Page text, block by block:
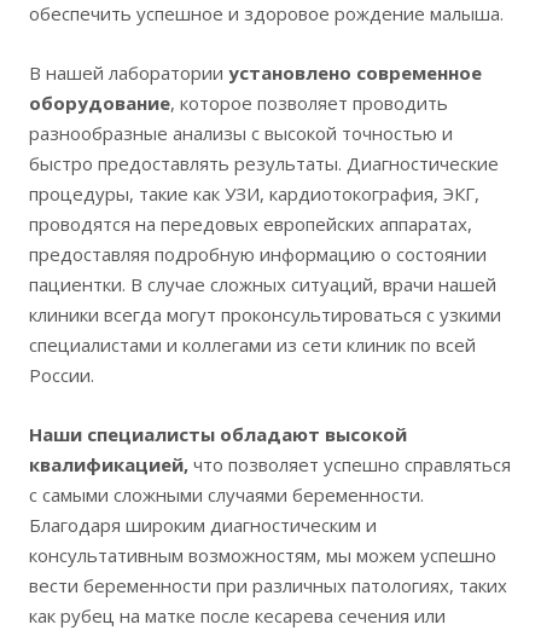
обеспечить успешное и здоровое рождение малыша.
В нашей лаборатории установлено современное
оборудование, которое позволяет проводить
разнообразные анализы с высокой точностью и
быстро предоставлять результаты. Диагностические
процедуры, такие как УЗИ, кардиотокография, ЭКГ,
проводятся на передовых европейских аппаратах,
предоставляя подробную информацию о состоянии
пациентки. В случае сложных ситуаций, врачи нашей
клиники всегда могут проконсультироваться с узкими
специалистами и коллегами из сети клиник по всей
России.
Наши специалисты обладают высокой
квалификацией, что позволяет успешно справляться
с самыми сложными случаями беременности.
Благодаря широким диагностическим и
консультативным возможностям, мы можем успешно
вести беременности при различных патологиях, таких
как рубец на матке после кесарева сечения или